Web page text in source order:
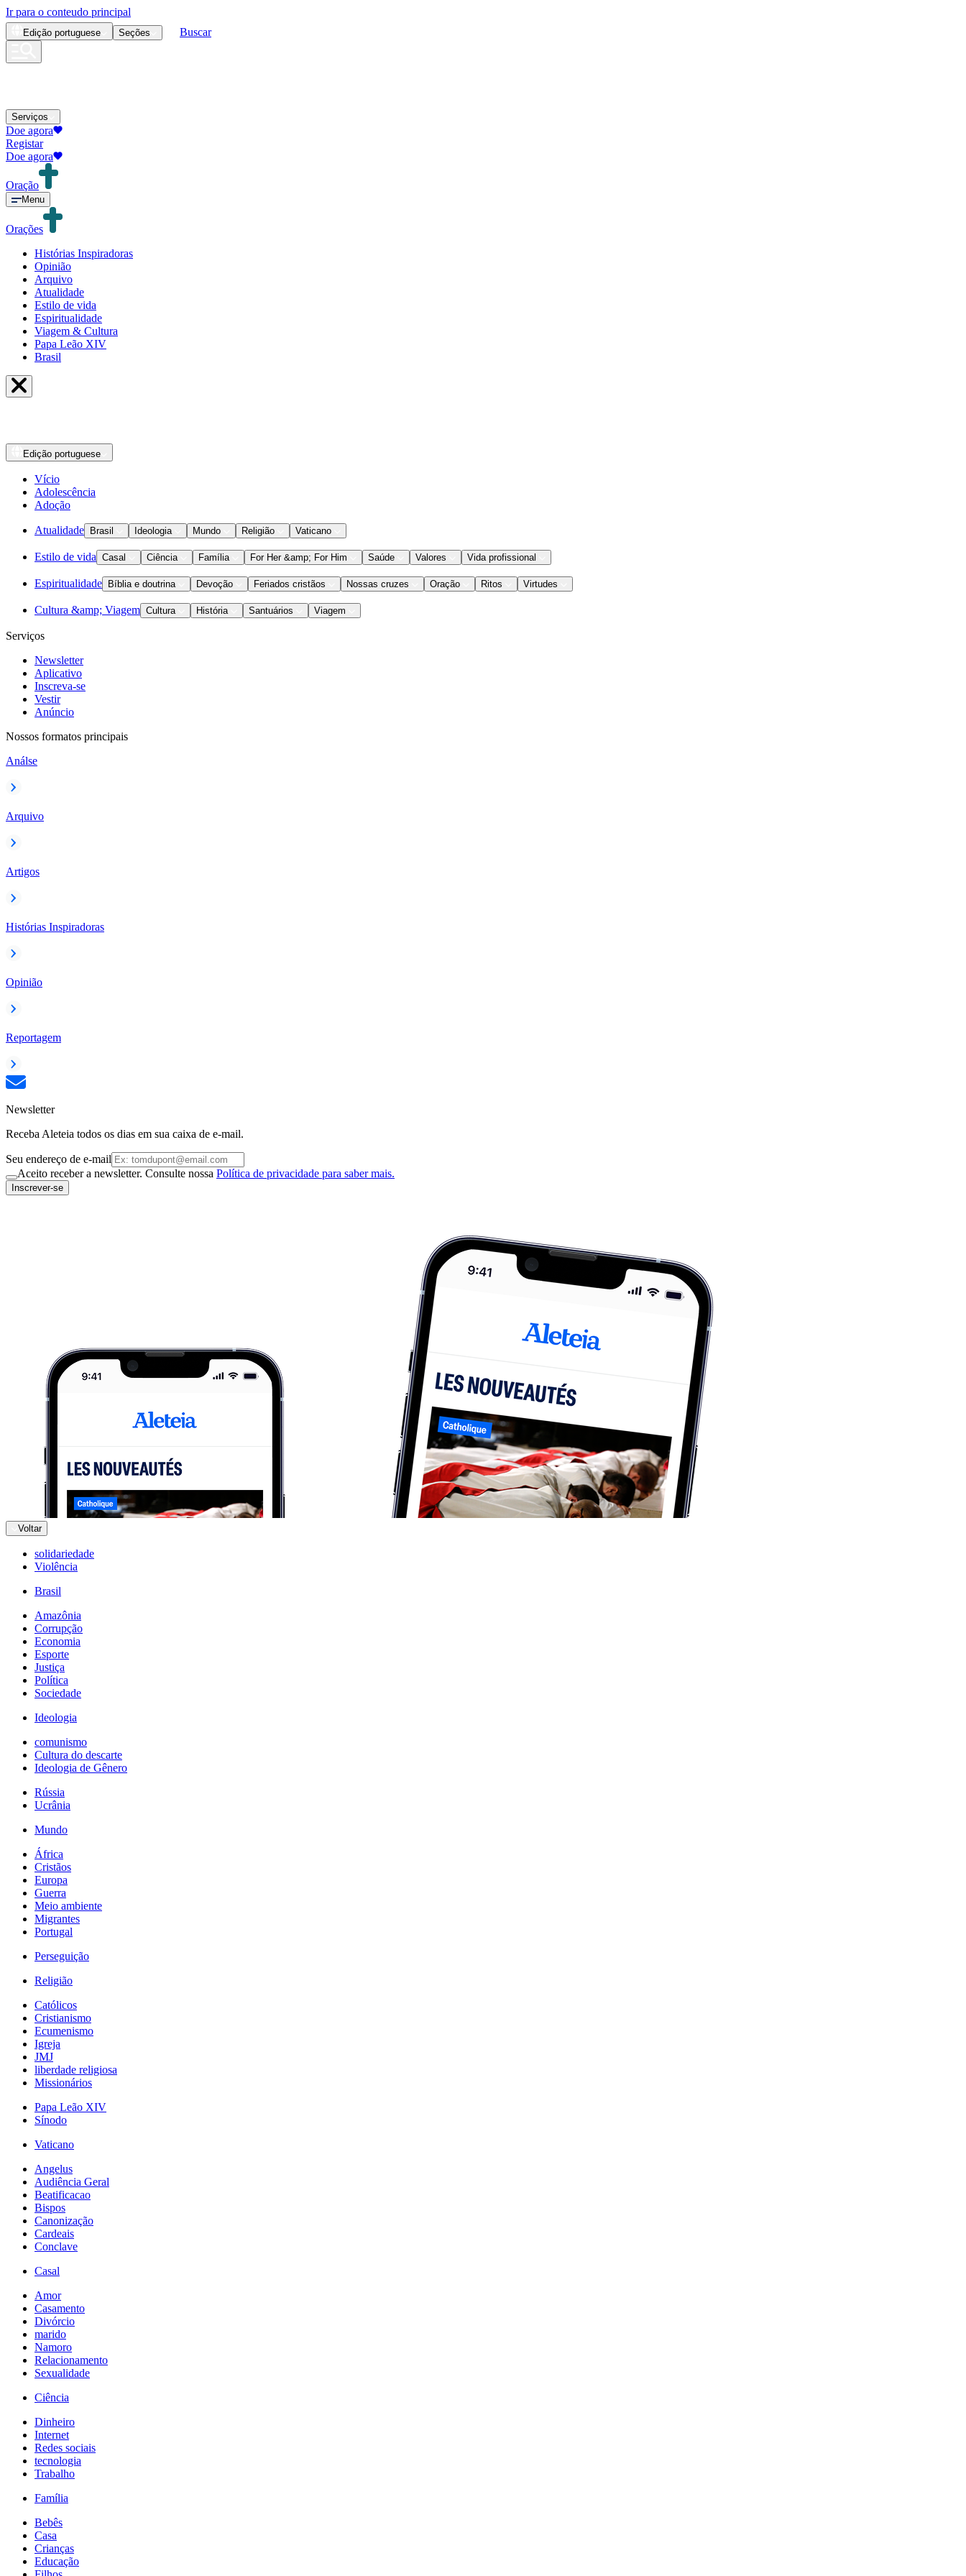
Ir para o conteudo principal
Edição portuguese Seções Buscar
Serviços
Doe agora
Registar
Doe agora
Oração
Menu
Orações
Histórias Inspiradoras
Opinião
Arquivo
Atualidade
Estilo de vida
Espiritualidade
Viagem & Cultura
Papa Leão XIV
Brasil
Edição portuguese
Vício
Adolescência
Adoção
Atualidade Brasil Ideologia Mundo Religião Vaticano
Estilo de vida Casal Ciência Família For Her &amp; For Him Saúde Valores Vida profissional
Espiritualidade Bíblia e doutrina Devoção Feriados cristãos Nossas cruzes Oração Ritos Virtudes
Cultura &amp; Viagem Cultura História Santuários Viagem
Serviços
Newsletter
Aplicativo
Inscreva-se
Vestir
Anúncio
Nossos formatos principais
Análse
Arquivo
Artigos
Histórias Inspiradoras
Opinião
Reportagem
Newsletter
Receba Aleteia todos os dias em sua caixa de e-mail.
Seu endereço de e-mail
Aceito receber a newsletter. Consulte nossa Política de privacidade para saber mais.
Inscrever-se
Voltar
solidariedade
Violência
Brasil
Amazônia
Corrupção
Economia
Esporte
Justiça
Política
Sociedade
Ideologia
comunismo
Cultura do descarte
Ideologia de Gênero
Rússia
Ucrânia
Mundo
África
Cristãos
Europa
Guerra
Meio ambiente
Migrantes
Portugal
Perseguição
Religião
Católicos
Cristianismo
Ecumenismo
Igreja
JMJ
liberdade religiosa
Missionários
Papa Leão XIV
Sínodo
Vaticano
Angelus
Audiência Geral
Beatificacao
Bispos
Canonização
Cardeais
Conclave
Casal
Amor
Casamento
Divórcio
marido
Namoro
Relacionamento
Sexualidade
Ciência
Dinheiro
Internet
Redes sociais
tecnologia
Trabalho
Família
Bebês
Casa
Crianças
Educação